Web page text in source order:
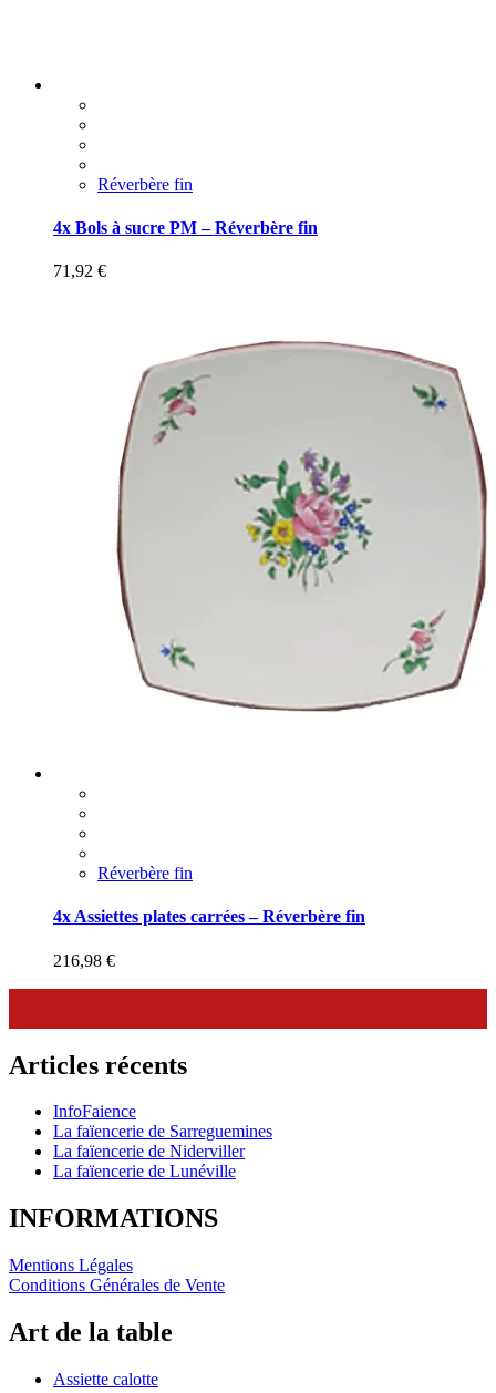
Réverbère fin
4x Bols à sucre PM – Réverbère fin
71,92 €
Réverbère fin
4x Assiettes plates carrées – Réverbère fin
216,98 €
Articles récents
InfoFaience
La faïencerie de Sarreguemines
La faïencerie de Niderviller
La faïencerie de Lunéville
INFORMATIONS
Mentions Légales
Conditions Générales de Vente
Art de la table
Assiette calotte